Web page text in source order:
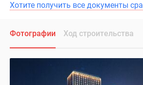
Хотите получить все документы
Фотографии Ход строительства